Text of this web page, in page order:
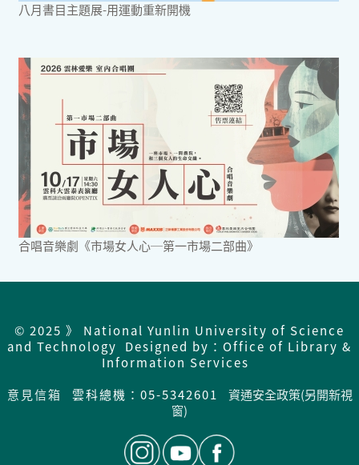
八月書目主題展-用運動重新開機
合唱音樂劇《市場女人心─第一市場二部曲》
© 2025 》 National Yunlin University of Science
and Technology Designed by：Office of Library &
Information Services
意見信箱
雲科總機：05-5342601
資通安全政策(另開新視
窗)